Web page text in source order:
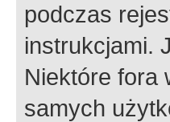
podczas
instrukcjami.
Niektóre fora
samych